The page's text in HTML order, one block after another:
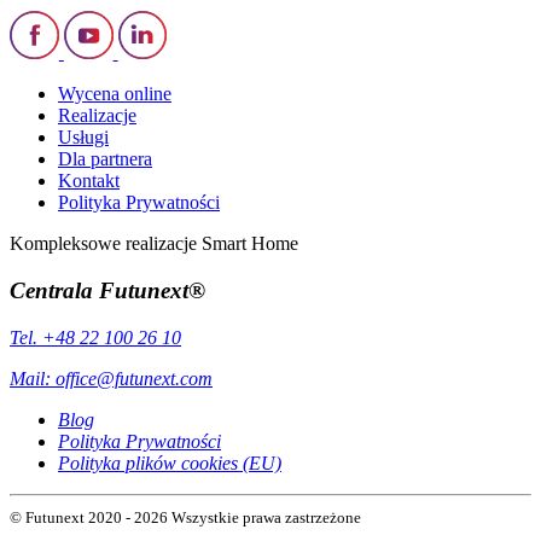
Wycena online
Realizacje
Usługi
Dla partnera
Kontakt
Polityka Prywatności
Kompleksowe realizacje Smart Home
Centrala Futunext®
Tel. +48 22 100 26 10
Mail: office@futunext.com
Blog
Polityka Prywatności
Polityka plików cookies (EU)
© Futunext 2020 - 2026 Wszystkie prawa zastrzeżone